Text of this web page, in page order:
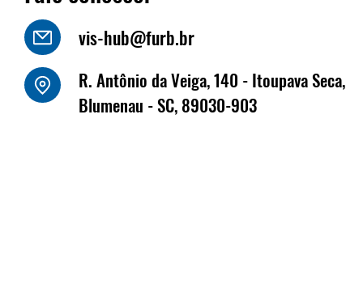
Luiz Kornely - HBSIS
Fritz Müller marca
na Fenabrave,
vis-hub@furb.br
R. Antônio da Veiga, 140 - Itoupava Seca,
Blumenau - SC, 89030-903